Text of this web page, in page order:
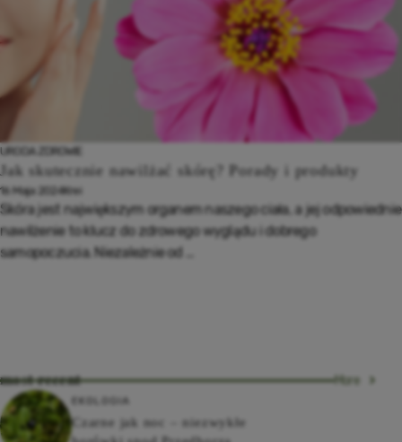
URODA ZDROWIE
Jak skutecznie nawilżać skórę? Porady i produkty
16 Maja 2024Krei
Skóra jest największym organem naszego ciała, a jej odpowiednie
nawilżenie to klucz do zdrowego wyglądu i dobrego
samopoczucia. Niezależnie od ...
most recent More
EKOLOGIA
Czarne jak noc – niezwykłe